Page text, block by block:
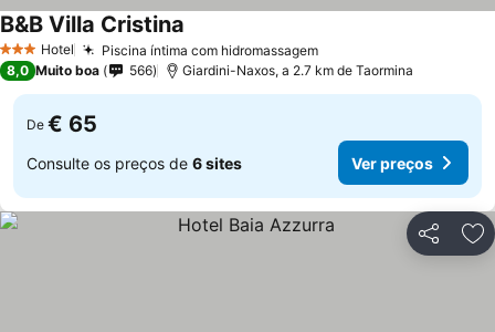
3 EstrelasHotel Piscina íntima com hidromassagemVer preços
B&B Villa Cristina
8,0 Muito boa 566 Giardini-Naxos, a 2.7 km de Taormina
De € 65
Consulte os preços de 6 sites Ver preços
Partilhar